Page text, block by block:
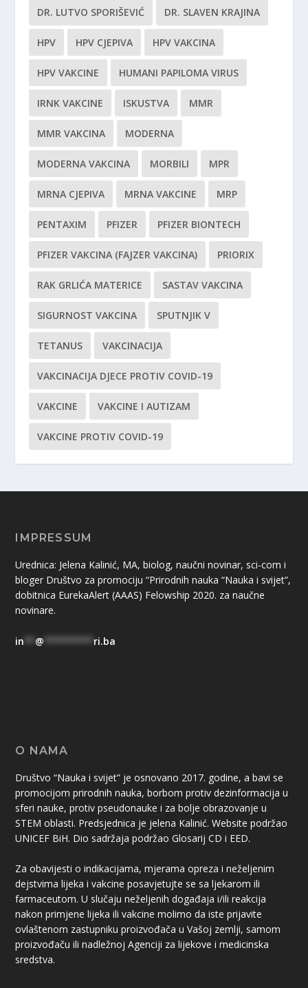
DR. LUTVO SPORIŠEVIĆ DR. SLAVEN KRAJINA
HPV HPV CJEPIVA HPV VAKCINA
HPV VAKCINE HUMANI PAPILOMA VIRUS
IRNK VAKCINE ISKUSTVA MMR
MMR VAKCINA MODERNA
MODERNA VAKCINA MORBILI MPR
MRNA CJEPIVA MRNA VAKCINE MRP
PENTAXIM PFIZER PFIZER BIONTECH
PFIZER VAKCINA (FAJZER VAKCINA) PRIORIX
RAK GRLIĆA MATERICE SASTAV VAKCINA
SIGURNOST VAKCINA SPUTNJIK V
TETANUS VAKCINACIJA
VAKCINACIJA DJECE PROTIV COVID-19
VAKCINE VAKCINE I AUTIZAM
VAKCINE PROTIV COVID-19
IMPRESSUM
Urednica: Jelena Kalinić, MA, biolog, naučni novinar, sci-com i
bloger Društvo za promociju “Prirodnih nauka “Nauka i svijet”,
dobitnica EurekaAlert (AAAS) Felowship 2020. za naučne
novinare.
in @ ri.ba
O NAMA
Društvo “Nauka i svijet” je osnovano 2017. godine, a bavi se
promocijom prirodnih nauka, borbom protiv dezinformacija u
sferi nauke, protiv pseudonauke i za bolje obrazovanje u
STEM oblasti. Predsjednica je jelena Kalinić. Website podržao
UNICEF BiH. Dio sadržaja podržao Glosarij CD i EED.
Za obavijesti o indikacijama, mjerama opreza i neželjenim
dejstvima lijeka i vakcine posavjetujte se sa ljekarom ili
farmaceutom. U slučaju neželjenih događaja i/ili reakcija
nakon primjene lijeka ili vakcine molimo da iste prijavite
ovlaštenom zastupniku proizvođača u Vašoj zemlji, samom
proizvođaču ili nadležnoj Agenciji za lijekove i medicinska
sredstva.